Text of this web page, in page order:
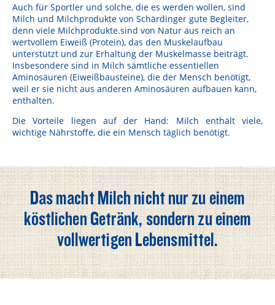
Karriere
Auch für Sportler und solche, die es werden wollen, sind
Milch und Milchprodukte von Schärdinger gute Begleiter,
denn viele Milchprodukte.sind von Natur aus reich an
wertvollem Eiweiß (Protein), das den Muskelaufbau
unterstützt und zur Erhaltung der Muskelmasse beiträgt.
Insbesondere sind in Milch sämtliche essentiellen
Aminosäuren (Eiweißbausteine), die der Mensch benötigt,
weil er sie nicht aus anderen Aminosäuren aufbauen kann,
enthalten.
Die Vorteile liegen auf der Hand: Milch enthält viele,
wichtige Nährstoffe, die ein Mensch täglich benötigt.
Das macht Milch nicht nur zu einem
köstlichen Getränk, sondern zu einem
vollwertigen Lebensmittel.